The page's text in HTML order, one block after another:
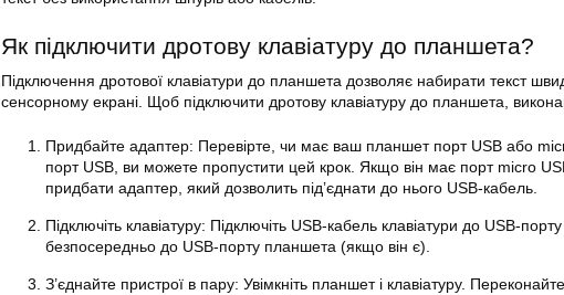
Як підключити дротову клавіатуру до планшета?
Підключення дротової клавіатури до планшета дозволяє набирати текст
сенсорному екрані. Щоб підключити дротову клавіатуру до планшета,
Придбайте адаптер: Перевірте, чи має ваш планшет порт USB або
порт USB, ви можете пропустити цей крок. Якщо він має порт micro
придбати адаптер, який дозволить під’єднати до нього USB-кабель.
Підключіть клавіатуру: Підключіть USB-кабель клавіатури до USB-
безпосередньо до USB-порту планшета (якщо він є).
З’єднайте пристрої в пару: Увімкніть планшет і клавіатуру.